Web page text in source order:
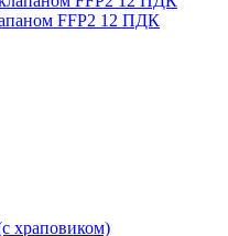
FFP2 12 ПДК